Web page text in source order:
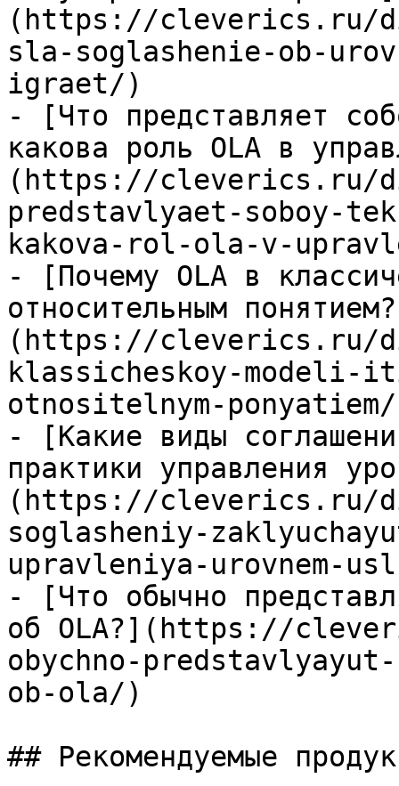
(https://cleverics.ru/
sla-soglashenie-ob-
igraet/)
- [Что представляет
какова роль OLA в
(https://cleverics.ru/
predstavlyaet-soboy-
kakova-rol-ola-v-
- [Почему OLA в
относительным
(https://cleverics.ru/
klassicheskoy-
otnositelnym-
- [Какие виды
практики управления
(https://cleverics.ru/
soglasheniy-
upravleniya-urovnem-
- [Что обычно
об OLA?](https://
obychno-
ob-ola/)
## Рекомендуемые